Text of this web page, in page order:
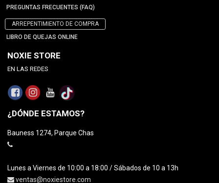
PREGUNTAS FRECUENTES (FAQ)
ARREPENTIMIENTO DE COMPRA
LIBRO DE QUEJAS ONLINE
NOXIE STORE
EN LAS REDES
¿DÓNDE ESTAMOS?
Bauness 1274, Parque Chas
Lunes a Viernes de 10:00 a 18:00 / Sábados de 10 a 13h
ventas@noxiestore.com